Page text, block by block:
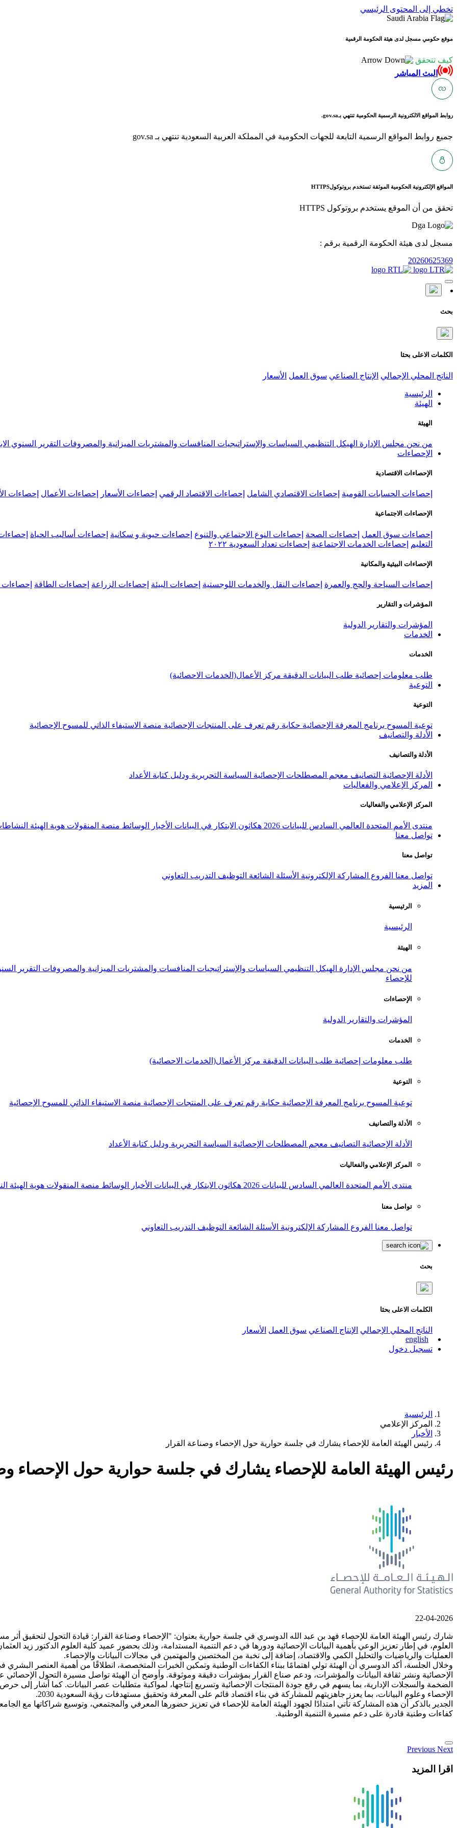
تخطي إلى المحتوى الرئيسي
موقع حكومي مسجل لدى هيئة الحكومة الرقمية
كيف تتحقق
البث المباشر
روابط المواقع الالكترونية الرسمية الحكومية تنتهي بـgov.sa.
جميع روابط المواقع الرسمية التابعة للجهات الحكومية في المملكة العربية السعودية تنتهي بـ gov.sa
المواقع الإلكترونية الحكومية الموثقة تستخدم بروتوكولHTTPS
تحقق من أن الموقع يستخدم بروتوكول HTTPS
مسجل لدى هيئة الحكومة الرقمية برقم :
20260625369
بحث
الكلمات الاعلى بحثا
الناتج المحلي الإجمالي الإنتاج الصناعي سوق العمل الأسعار
الرئيسية
الهيئة
الهيئة
من نحن مجلس الإدارة الهيكل التنظيمي السياسات والإستراتيجيات المنافسات والمشتريات الميزانية والمصروفات التقرير السنوي
الإحصاءات
الإحصاءات الاقتصادية
إحصاءات الحسابات القومية إحصاءات الاقتصادي الشامل إحصاءات الاقتصاد الرقمي إحصاءات الأسعار إحصاءات الأعمال إحصاءات
الإحصاءات الاجتماعية
إحصاءات سوق العمل إحصاءات الصحة إحصاءات النوع الاجتماعي والتنوع إحصاءات حيوية و سكانية إحصاءات أساليب الحياة
التعليم
إحصاءات الخدمات الاجتماعية إحصاءات تعداد السعودية ٢٠٢٢
الإحصاءات البيئية والمكانية
إحصاءات السياحة والحج والعمرة إحصاءات النقل والخدمات اللوجستية إحصاءات البيئة إحصاءات الزراعة إحصاءات الطاقة إحصاءات
المؤشرات و التقارير
المؤشرات والتقارير الدولية
الخدمات
الخدمات
طلب معلومات إحصائية طلب البيانات الدقيقة مركز الأعمال(الخدمات الاحصائية)
التوعية
التوعية
توعية المسوح برنامج المعرفة الإحصائية حكاية رقم تعرف على المنتجات الإحصائية منصة الاستيفاء الذاتي للمسوح الإحصائية
الأدلة والتصانيف
الأدلة والتصانيف
الأدلة الإحصائية التصانيف معجم المصطلحات الإحصائية السياسة التحريرية ودليل كتابة الأعداد
المركز الإعلامي والفعاليات
المركز الإعلامي والفعاليات
منتدى الأمم المتحدة العالمي السادس للبيانات 2026 هكاثون الابتكار في البيانات الأخبار الوسائط منصة المنقولات هوية الهيئة
تواصل معنا
تواصل معنا
تواصل معنا الفروع المشاركة الإلكترونية الأسئلة الشائعة التوظيف التدريب التعاوني
المزيد
الرئيسية
الرئيسية
الهيئة
من نحن مجلس الإدارة الهيكل التنظيمي السياسات والإستراتيجيات المنافسات والمشتريات الميزانية والمصروفات التقرير
للإحصاء
الإحصاءات
المؤشرات والتقارير الدولية
الخدمات
طلب معلومات إحصائية طلب البيانات الدقيقة مركز الأعمال(الخدمات الاحصائية)
التوعية
توعية المسوح برنامج المعرفة الإحصائية حكاية رقم تعرف على المنتجات الإحصائية منصة الاستيفاء الذاتي للمسوح الإحصائية
الأدلة والتصانيف
الأدلة الإحصائية التصانيف معجم المصطلحات الإحصائية السياسة التحريرية ودليل كتابة الأعداد
المركز الإعلامي والفعاليات
منتدى الأمم المتحدة العالمي السادس للبيانات 2026 هكاثون الابتكار في البيانات الأخبار الوسائط منصة المنقولات هوية الهيئة
تواصل معنا
تواصل معنا الفروع المشاركة الإلكترونية الأسئلة الشائعة التوظيف التدريب التعاوني
بحث
الكلمات الاعلى بحثا
الناتج المحلي الإجمالي الإنتاج الصناعي سوق العمل الأسعار
english
تسجيل دخول
الرئيسية
المركز الإعلامي
الأخبار
رئيس الهيئة العامة للإحصاء يشارك في جلسة حوارية حول الإحصاء وصناعة القرار
رئيس الهيئة العامة للإحصاء يشارك في جلسة حوارية حول الإحصاء
22-04-2026
شارك رئيس الهيئة العامة للإحصاء فهد بن عبد الله الدوسري في جلسة حوارية بعنوان: "الإحصاء وصناعة القرار: قيادة التحول لتحقيق أثر
العلوم، في إطار تعزيز الوعي بأهمية البيانات الإحصائية ودورها في دعم التنمية المستدامة، وذلك بحضور عميد كلية العلوم الدكتور زيد
العمليات والرياضيات والتحليل الكمي والاقتصاد، إضافة إلى نخبة من المختصين والمهتمين في مجالات البيانات والإحصاء.
وخلال الجلسة، أكد الدوسري أن الهيئة تولي اهتمامًا ببناء الكفاءات الوطنية وتمكين الخبرات المتخصصة، انطلاقًا من أهمية العنصر
الإحصائية ونشر ثقافة البيانات والمؤشرات، ودعم صناع القرار بمؤشرات دقيقة وموثوقة. وأوضح أن الهيئة تواصل مسيرة التحول الإحصائي
الضخمة والسجلات الإدارية، بما يسهم في رفع جودة المنتجات الإحصائية وتسريع إنتاجها، لمواكبة متطلبات عصر البيانات. كما أشار إلى
الإحصاء وعلوم البيانات، بما يعزز جاهزيتهم للمشاركة في بناء اقتصاد قائم على المعرفة وتحقيق مستهدفات رؤية السعودية 2030.
الجدير بالذكر أن هذه المشاركة تأتي امتدادًا لجهود الهيئة العامة للإحصاء في تعزيز حضورها المعرفي والمجتمعي، وتوسيع شراكاتها مع
كفاءات وطنية قادرة على دعم مسيرة التنمية الوطنية.
Previous Next
اقرا المزيد